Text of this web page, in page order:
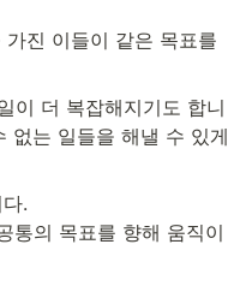
진 이들이 같은 목표를
이 더 복잡해지기도 합니
없는 일들을 해낼 수 있게
.
통의 목표를 향해 움직이